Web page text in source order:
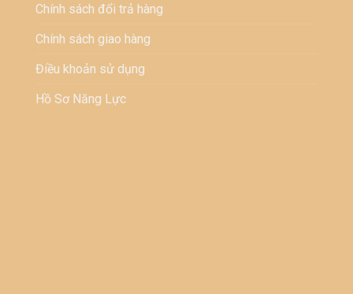
Chính sách đổi trả hàng
Chính sách giao hàng
Điều khoản sử dụng
Hồ Sơ Năng Lực